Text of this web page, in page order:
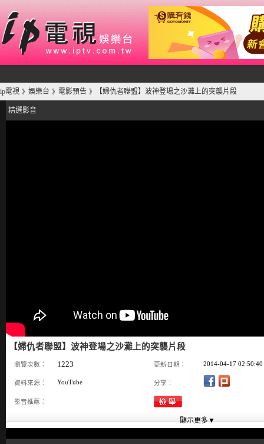
ip電視 》 娛樂台 》 電影預告 》 【婦仇者聯盟】波神登場之沙灘上的突襲片段
精選影音
【婦仇者聯盟】波神登場之沙灘上的突襲片段
瀏覽次數： 1223 更新日期： 2014-04-17 02:50:40
資料來源： YouTube 分享：
影音推薦：